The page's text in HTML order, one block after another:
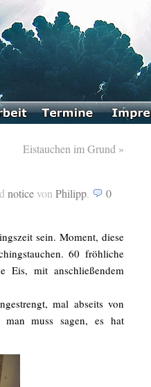
Eistauchen im Grund »
notice von Philipp.
0
sein. Moment, diese
60 fröhliche
Eis, mit anschließendem
mal abseits von
muss sagen, es hat